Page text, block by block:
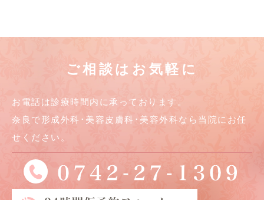
ご相談はお気軽に
お電話は診療時間内に承っております。
奈良で形成外科･美容皮膚科･美容外科なら当院にお任
せください。